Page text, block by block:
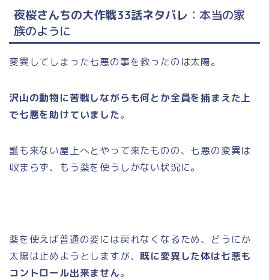
夜桜さんちの大作戦33話ネタバレ ：本当の家
族のように
変異してしまった七悪の事を救ったのは太陽。
沢山の動物に苦戦しながらも何とか全員を捕まえた上
で七悪を助けていました。
誰も来ない屋上へとやって来たものの、七悪の変異は
収まらず、もう薬を使うしかない状況に。
薬を使えば普通の姿には戻れなくなるため、どうにか
太陽は止めようとしますが、既に変異した体は七悪も
コントロール出来ません。